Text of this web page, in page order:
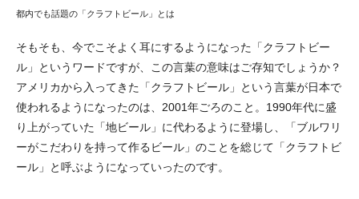
都内でも話題の「クラフトビール」とは
そもそも、今でこそよく耳にするようになった「クラフトビー
ル」というワードですが、この言葉の意味はご存知でしょうか？
アメリカから入ってきた「クラフトビール」という言葉が日本で
使われるようになったのは、2001年ごろのこと。1990年代に盛
り上がっていた「地ビール」に代わるように登場し、「ブルワリ
ーがこだわりを持って作るビール」のことを総じて「クラフトビ
ール」と呼ぶようになっていったのです。